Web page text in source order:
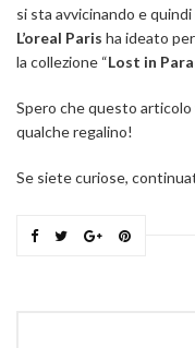
si sta avvicinando e
L’oreal Paris ha ideato
la collezione “Lost in
Spero che questo articolo
qualche regalino!
Se siete curiose,